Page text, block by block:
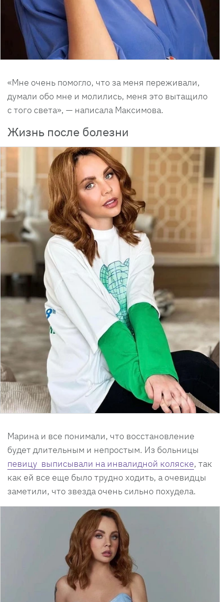
«Мне очень помогло, что за меня переживали,
думали обо мне и молились, меня это вытащило
с того света», — написала Максимова.
Жизнь после болезни
Марина и все понимали, что восстановление
будет длительным и непростым. Из больницы
певицу выписывали на инвалидной коляске, так
как ей все еще было трудно ходить, а очевидцы
заметили, что звезда очень сильно похудела.